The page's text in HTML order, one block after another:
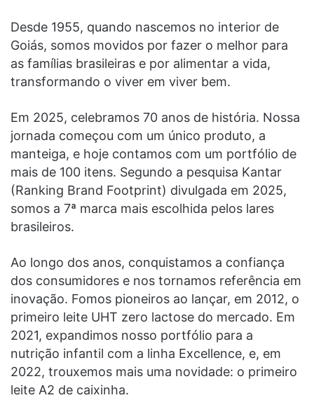
Desde 1955, quando nascemos no interior de
Goiás, somos movidos por fazer o melhor para
as famílias brasileiras e por alimentar a vida,
transformando o viver em viver bem.
Em 2025, celebramos 70 anos de história. Nossa
jornada começou com um único produto, a
manteiga, e hoje contamos com um portfólio de
mais de 100 itens. Segundo a pesquisa Kantar
(Ranking Brand Footprint) divulgada em 2025,
somos a 7ª marca mais escolhida pelos lares
brasileiros.
Ao longo dos anos, conquistamos a confiança
dos consumidores e nos tornamos referência em
inovação. Fomos pioneiros ao lançar, em 2012, o
primeiro leite UHT zero lactose do mercado. Em
2021, expandimos nosso portfólio para a
nutrição infantil com a linha Excellence, e, em
2022, trouxemos mais uma novidade: o primeiro
leite A2 de caixinha.